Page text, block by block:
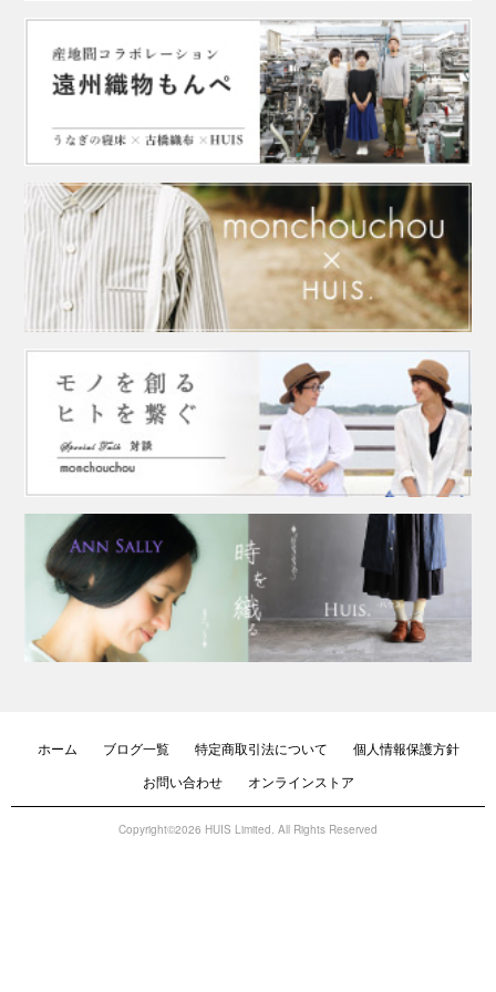
ホーム ブログ一覧 特定商取引法について
個人情報保護方針
お問い合わせ
オンラインストア
Copyright©2026 HUIS Limited. All Rights Reserved